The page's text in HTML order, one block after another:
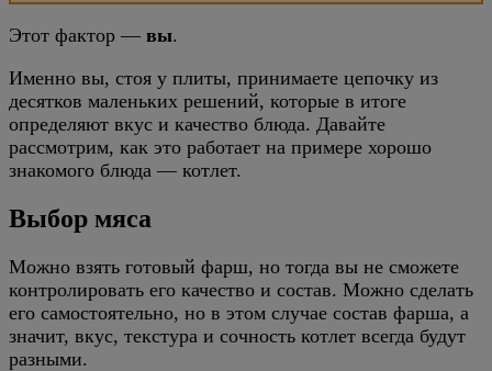
Этот фактор — вы.
Именно вы, стоя у плиты, принимаете цепочку из
десятков маленьких решений, которые в итоге
определяют вкус и качество блюда. Давайте
рассмотрим, как это работает на примере хорошо
знакомого блюда — котлет.
Выбор мяса
Можно взять готовый фарш, но тогда вы не сможете
контролировать его качество и состав. Можно сделать
его самостоятельно, но в этом случае состав фарша, а
значит, вкус, текстура и сочность котлет всегда будут
разными.